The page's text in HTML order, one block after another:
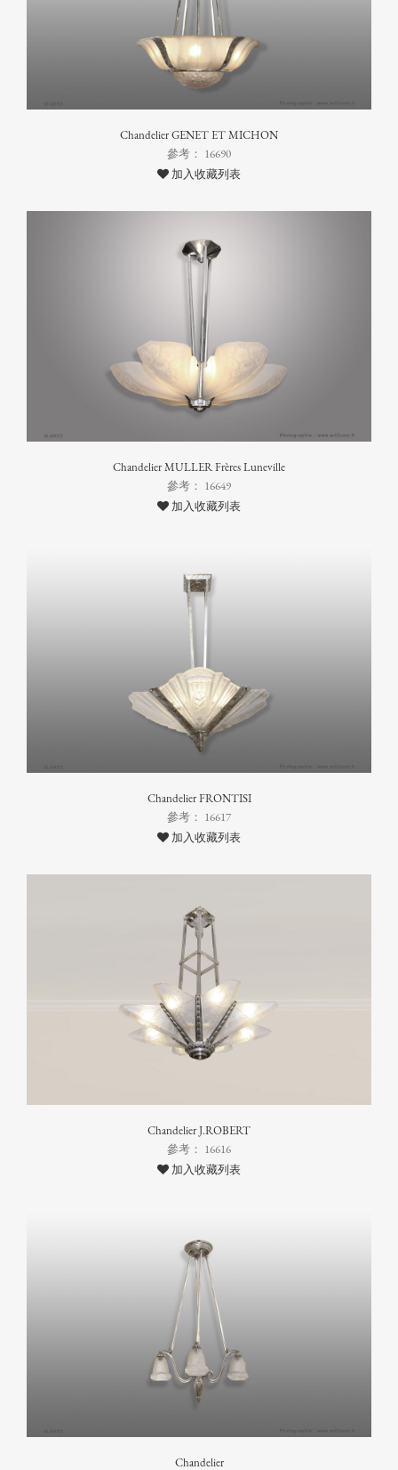
Chandelier GENET ET MICHON
參考： 16690
加入收藏列表
Chandelier MULLER Frères Luneville
參考： 16649
加入收藏列表
Chandelier FRONTISI
參考： 16617
加入收藏列表
Chandelier J.ROBERT
參考： 16616
加入收藏列表
Chandelier